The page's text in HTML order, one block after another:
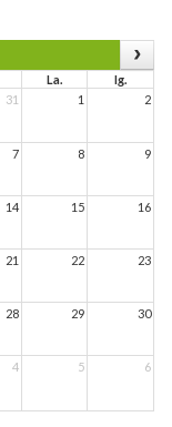
La.
Ig.
31 1 2
7 8 9
14 15 16
21 22 23
28 29 30
4 5 6